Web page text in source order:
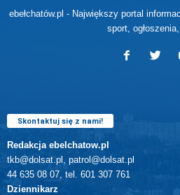
ebełchatów.pl - Największy portal
sport,
Skontaktuj się z nami!
Redakcja ebelchatow.pl
tkb@dolsat.pl, patrol@dolsat.pl
44 635 08 07, tel. 601 307 761
Dziennikarz